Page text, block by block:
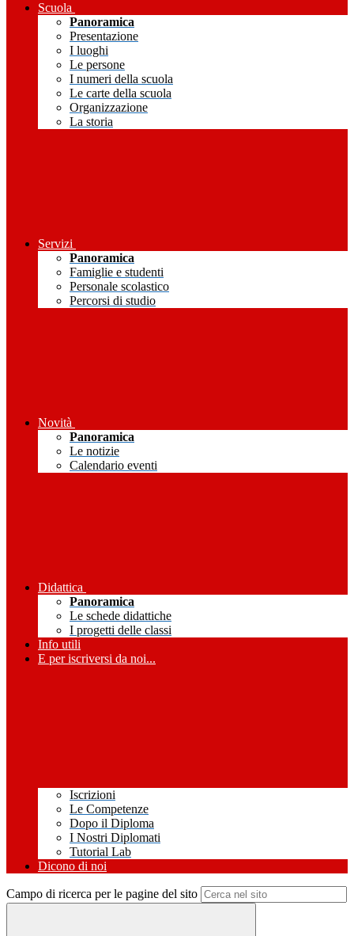
Scuola
Panoramica
Presentazione
I luoghi
Le persone
I numeri della scuola
Le carte della scuola
Organizzazione
La storia
Servizi
Panoramica
Famiglie e studenti
Personale scolastico
Percorsi di studio
Novità
Panoramica
Le notizie
Calendario eventi
Didattica
Panoramica
Le schede didattiche
I progetti delle classi
Info utili
E per iscriversi da noi...
Iscrizioni
Le Competenze
Dopo il Diploma
I Nostri Diplomati
Tutorial Lab
Dicono di noi
Campo di ricerca per le pagine del sito